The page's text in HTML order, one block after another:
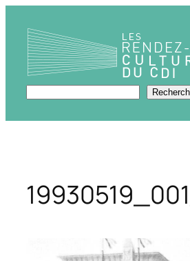
contenu
Rechercher